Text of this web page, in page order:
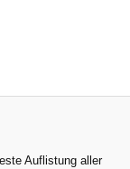
Auflistung aller